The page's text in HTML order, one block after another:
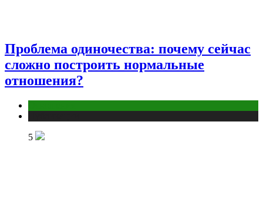
Проблема одиночества: почему сейчас
сложно построить нормальные
отношения?
5